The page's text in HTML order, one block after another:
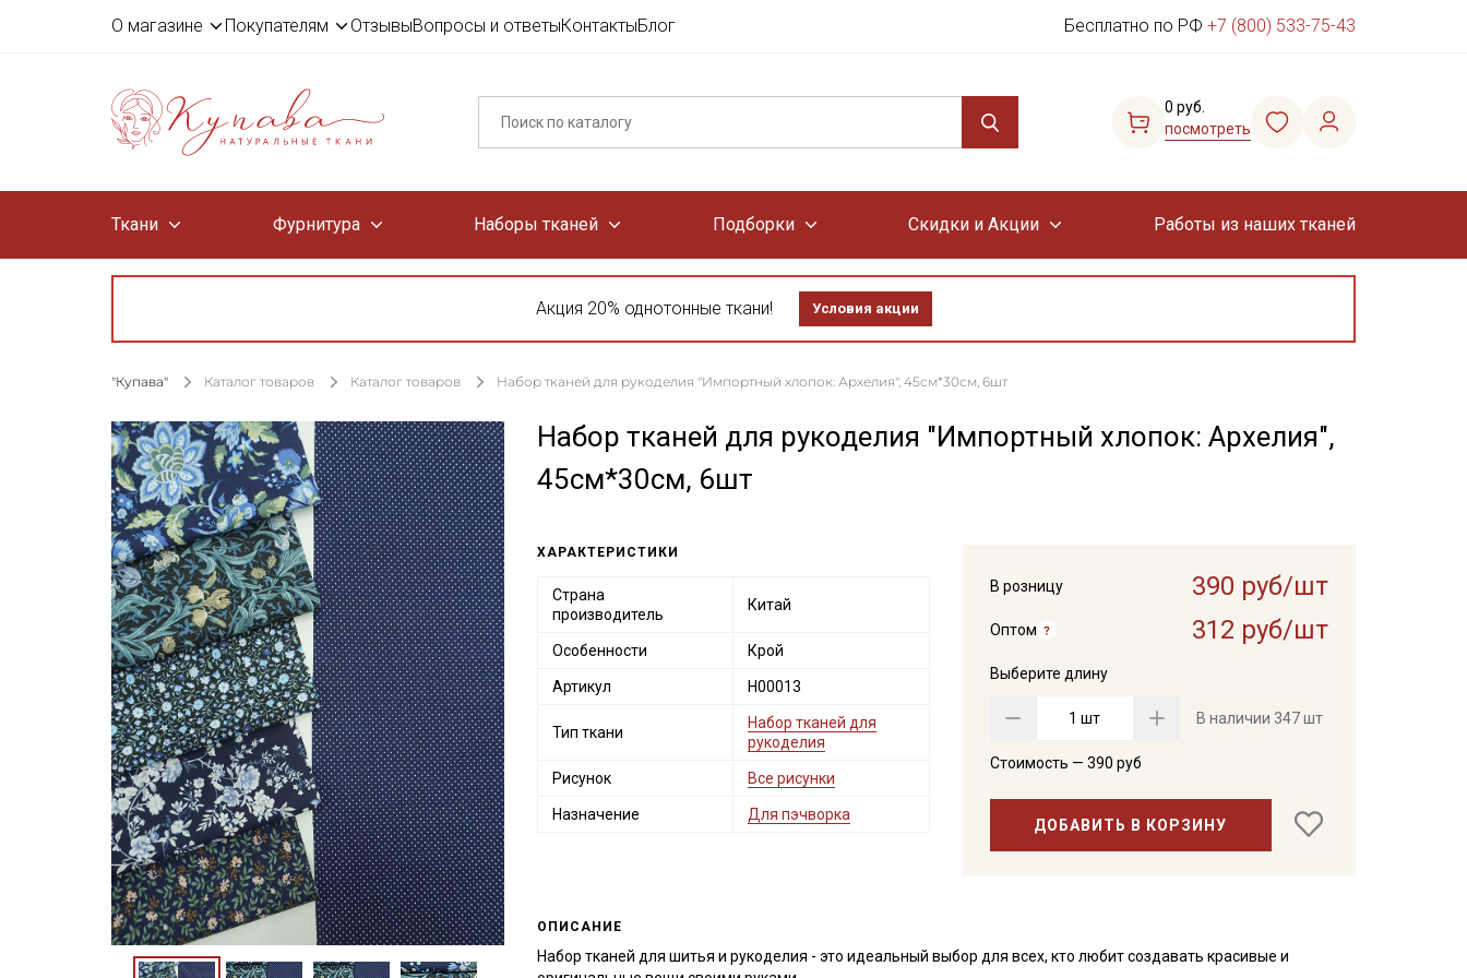
О магазине Покупателям ОтзывыВопросы и ответыКонтактыБлог Бесплатно по РФ +7 (800) 533-75-43
0 руб.
посмотреть
Ткани Фурнитура Наборы тканей Подборки Скидки и Акции Работы из наших тканей
Акция 20% однотонные ткани! Условия акции
"Купава" Каталог товаров Каталог товаров Набор тканей для рукоделия "Импортный хлопок: Архелия", 45см*30см, 6шт
Набор тканей для рукоделия "Импортный хлопок: Архелия",
45см*30см, 6шт
В розницу 390 руб/шт
Оптом 312 руб/шт
Выберите длину
шт В наличии 347 шт
Стоимость — 390 руб
ДОБАВИТЬ В КОРЗИНУ
ХАРАКТЕРИСТИКИ
Страна
производитель
Китай
Особенности Крой
Артикул Н00013
Тип ткани
Набор тканей для
рукоделия
Рисунок Все рисунки
Назначение Для пэчворка
ОПИСАНИЕ
Набор тканей для шитья и рукоделия - это идеальный выбор для всех, кто любит создавать красивые и